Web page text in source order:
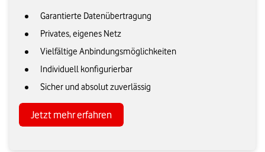
Garantierte Datenübertragung
Privates, eigenes Netz
Vielfältige Anbindungsmöglichkeiten
Individuell konfigurierbar
Sicher und absolut zuverlässig
Jetzt mehr erfahren